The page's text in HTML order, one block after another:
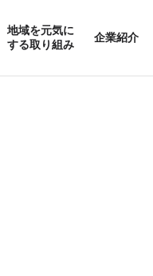
地域を元気に
する取り組み
企業紹介